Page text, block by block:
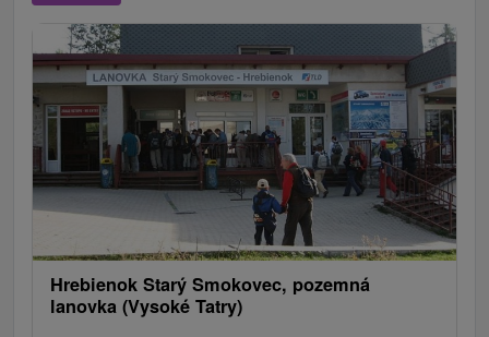
Hrady, zámky, zrúcaniny
Mestské a zámocké parky
Jazerá, plesá, vodné nádrže
Technické pamiatky
Pamätníky
Drevené kostolíky Pramene
Jazda na koni
Túry a turistické chodníky
Kaštiele Horské chaty
Divadlá
Sakrálne miesta
Plte, rafting, splavy
Architektonické stavby
Lyžiarske strediská
Golfové ihriská
Motokárové dráhy
Amfiteátre a kiná v prírode
Vínne cesty Cyklotrasy
Hrebienok Starý Smokovec, pozemná
lanovka (Vysoké Tatry)